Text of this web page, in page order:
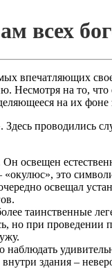
всех
впечатляющих
Несмотря на то,
на их фоне
Здесь проводились
освещен
это
освещал
таинственные
но при проведении
здания –